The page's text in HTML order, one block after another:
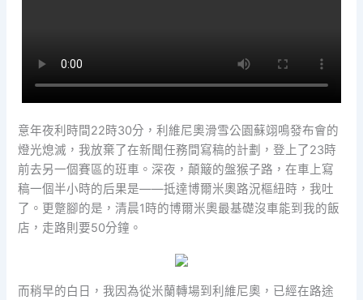
意年夜利時間22時30分，利維尼奧滑雪公園蘇翊鳴發布會的
燈光熄滅，我放棄了在新聞任務間寫稿的計劃，登上了23時
前去另一個賽區的班車。深夜，顛簸的盤猴子路，在車上寫
稿一個半小時的后果是——抵達博爾米奧路況樞紐時，我吐
了。更蹩腳的是，清晨1時的博爾米奧最基礎沒車能到我的飯
店，走路則要50分鐘。
而稍早的白日，我因為從米蘭轉場到利維尼奧，已經在路途